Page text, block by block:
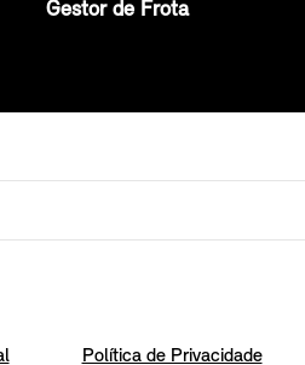
Gestor de Frota
Política de Privacidade